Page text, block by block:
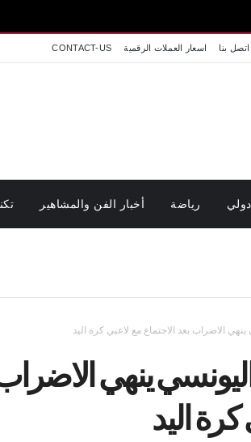
اتصل بنا اسعار العملات الرقمية CONTACT-US
رياضة أخبار الفن والمشاهير
ينهي الاضراب بعد الاجتماع مع لاعبي كرة اليد
ينهي
اليد